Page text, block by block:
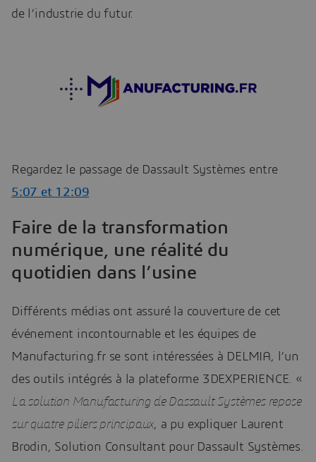
de l’industrie du futur.
Regardez le passage de Dassault Systèmes entre
5:07 et 12:09
Faire de la transformation
numérique, une réalité du
quotidien dans l’usine
Différents médias ont assuré la couverture de cet
événement incontournable et les équipes de
Manufacturing.fr se sont intéressées à DELMIA, l’un
des outils intégrés à la plateforme 3DEXPERIENCE. «
La solution Manufacturing de Dassault Systèmes repose
sur quatre piliers principaux, a pu expliquer Laurent
Brodin, Solution Consultant pour Dassault Systèmes.